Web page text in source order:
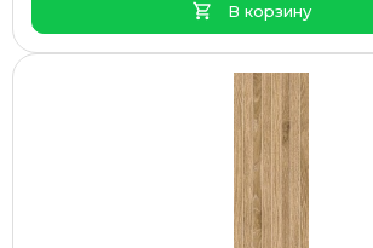
В корзину